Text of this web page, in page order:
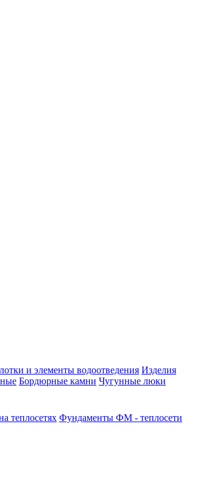
и элементы водоотведения Изделия
Бордюрные камни Чугунные люки
теплосетях Фундаменты ФМ - теплосети